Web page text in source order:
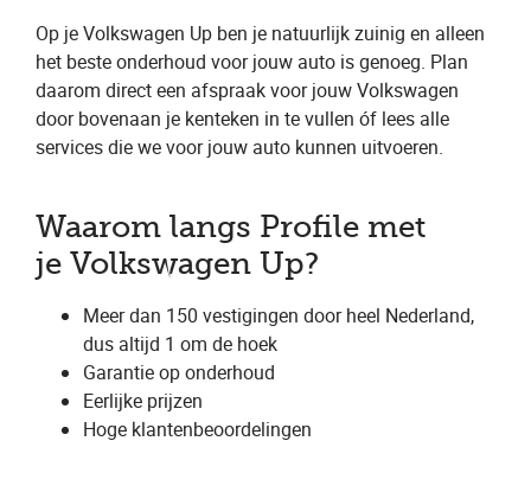
Op je Volkswagen Up ben je natuurlijk zuinig en alleen
het beste onderhoud voor jouw auto is genoeg. Plan
daarom direct een afspraak voor jouw Volkswagen
door bovenaan je kenteken in te vullen óf lees alle
services die we voor jouw auto kunnen uitvoeren.
Waarom langs Profile met
je Volkswagen Up?
Meer dan 150 vestigingen door heel Nederland,
dus altijd 1 om de hoek
Garantie op onderhoud
Eerlijke prijzen
Hoge klantenbeoordelingen